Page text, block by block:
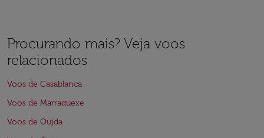
Procurando mais? Veja voos
relacionados
Voos de Casablanca
Voos de Marraquexe
Voos de Oujda